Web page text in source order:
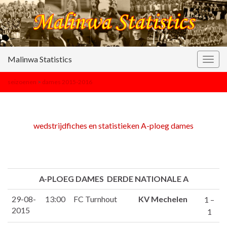
Malinwa Statistics
seizoenen > dames 2015-2016
wedstrijdfiches en statistieken A-ploeg dames
A-PLOEG DAMES DERDE NATIONALE A
29-08-
2015
13:00 FC Turnhout KV Mechelen
1 –
1